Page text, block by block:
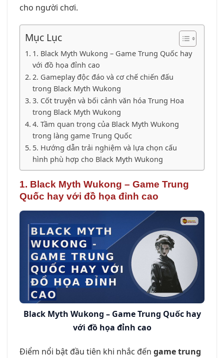
cho người chơi.
Mục Lục
1. Black Myth Wukong – Game Trung Quốc hay
với đồ họa đỉnh cao
2. Gameplay độc đáo và cơ chế chiến đấu
trong Black Myth Wukong
3. Cốt truyện và bối cảnh văn hóa Trung Hoa
trong Black Myth Wukong
4. Tầm quan trọng của Black Myth Wukong
trong làng game Trung Quốc
5. Hướng dẫn trải nghiệm và lựa chọn cấu
hình phù hợp cho Black Myth Wukong
1. Black Myth Wukong – Game Trung
Quốc hay với đồ họa đỉnh cao
Black Myth Wukong – Game Trung Quốc hay
với đồ họa đỉnh cao
Điểm nổi bật đầu tiên khi nhắc đến game trung